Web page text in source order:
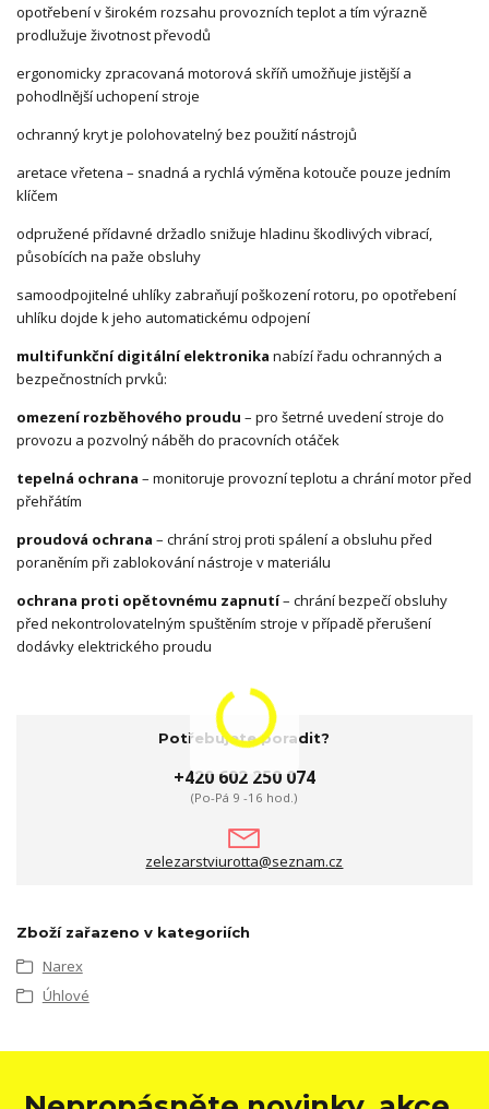
opotřebení v širokém rozsahu provozních teplot a tím výrazně
prodlužuje životnost převodů
ergonomicky zpracovaná motorová skříň umožňuje jistější a
pohodlnější uchopení stroje
ochranný kryt je polohovatelný bez použití nástrojů
aretace vřetena – snadná a rychlá výměna kotouče pouze jedním
klíčem
odpružené přídavné držadlo snižuje hladinu škodlivých vibrací,
působících na paže obsluhy
samoodpojitelné uhlíky zabraňují poškození rotoru, po opotřebení
uhlíku dojde k jeho automatickému odpojení
multifunkční digitální elektronika nabízí řadu ochranných a
bezpečnostních prvků:
omezení rozběhového proudu – pro šetrné uvedení stroje do
provozu a pozvolný náběh do pracovních otáček
tepelná ochrana – monitoruje provozní teplotu a chrání motor před
přehřátím
proudová ochrana – chrání stroj proti spálení a obsluhu před
poraněním při zablokování nástroje v materiálu
ochrana proti opětovnému zapnutí– chrání bezpečí obsluhy
před nekontrolovatelným spuštěním stroje v případě přerušení
dodávky elektrického proudu
Potřebujete poradit?
+420 602 250 074
(Po-Pá 9 -16 hod.)
zelezarstviurotta@seznam.cz
Zboží zařazeno v kategoriích
Narex
Úhlové